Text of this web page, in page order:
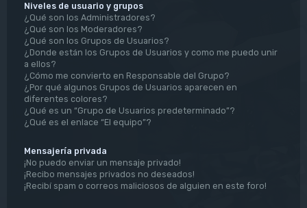
Niveles de usuario y grupos
¿Qué son los Administradores?
¿Qué son los Moderadores?
¿Qué son los Grupos de Usuarios?
¿Donde están los Grupos de Usuarios y como me puedo unir
a ellos?
¿Cómo me convierto en Responsable del Grupo?
¿Por qué algunos Grupos de Usuarios aparecen en
diferentes colores?
¿Qué es un “Grupo de Usuarios predeterminado”?
¿Qué es el enlace “El equipo”?
Mensajería privada
¡No puedo enviar un mensaje privado!
¡Recibo mensajes privados no deseados!
¡Recibí spam o correos maliciosos de alguien en este foro!